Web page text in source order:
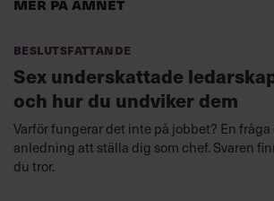
Beslutsfattande
Sex underskattade
och hur du undviker dem
Varför fungerar det inte på jobbet? En
anledning att ställa dig som chef. Svaren
du tror.